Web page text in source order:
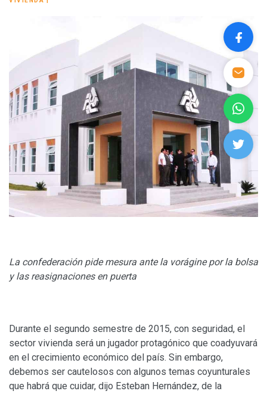
La confederación pide mesura ante la vorágine por la bolsa
y las reasignaciones en puerta
Durante el segundo semestre de 2015, con seguridad, el
sector vivienda será un jugador protagónico que coadyuvará
en el crecimiento económico del país. Sin embargo,
debemos ser cautelosos con algunos temas coyunturales
que habrá que cuidar, dijo Esteban Hernández, de la